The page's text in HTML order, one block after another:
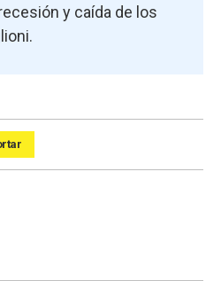
y caída de los